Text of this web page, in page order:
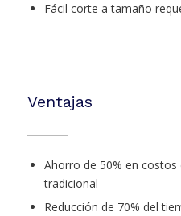
Fácil corte a tamaño
Ventajas
Ahorro de 50% en
tradicional
Reducción de 70% del